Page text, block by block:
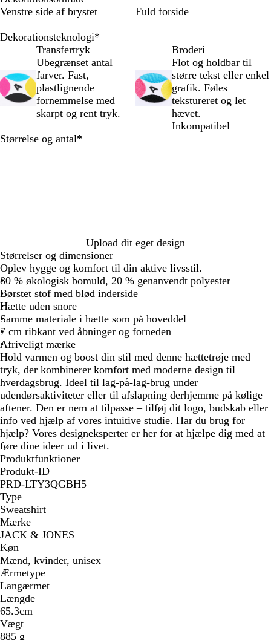
g
å
r
e
f
h
n
b
b
a
r
r
g
g
å
g
å
n
Venstre side af brystet
Fuld forside
Dekorationsteknologi*
Transfertryk
Ubegrænset antal
farver. Fast,
plastlignende
fornemmelse med
skarpt og rent tryk.
Broderi
Flot og holdbar til
større tekst eller enkel
grafik. Føles
tekstureret og let
hævet.
Inkompatibel
Størrelse og antal*
Upload dit eget design
Størrelser og dimensioner
Oplev hygge og komfort til din aktive livsstil.
80 % økologisk bomuld, 20 % genanvendt polyester
Børstet stof med blød inderside
Hætte uden snore
Samme materiale i hætte som på hoveddel
7 cm ribkant ved åbninger og forneden
Afriveligt mærke
Hold varmen og boost din stil med denne hættetrøje med
tryk, der kombinerer komfort med moderne design til
hverdagsbrug. Ideel til lag-på-lag-brug under
udendørsaktiviteter eller til afslapning derhjemme på kølige
aftener. Den er nem at tilpasse – tilføj dit logo, budskab eller
info ved hjælp af vores intuitive studie. Har du brug for
hjælp? Vores designeksperter er her for at hjælpe dig med at
føre dine ideer ud i livet.
Produktfunktioner
Produkt-ID
PRD-LTY3QGBH5
Type
Sweatshirt
Mærke
JACK & JONES
Køn
Mænd, kvinder, unisex
Ærmetype
Langærmet
Længde
65.3cm
Vægt
885 g